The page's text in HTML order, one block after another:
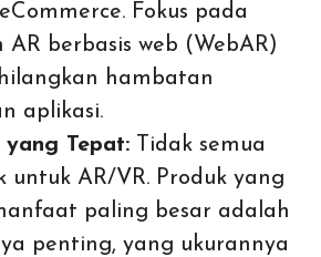
Fokus pada
berbasis web (WebAR)
hambatan
aplikasi.
yang Tepat: Tidak semua
untuk AR/VR. Produk yang
paling besar adalah
penting, yang ukurannya